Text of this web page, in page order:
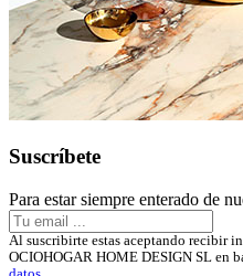
Suscríbete
Para estar siempre enterado de
Al suscribirte estas aceptando recibir
OCIOHOGAR HOME DESIGN SL en